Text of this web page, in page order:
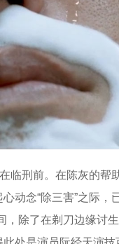
临刑前。在陈灰的
动念“除三害”之际，